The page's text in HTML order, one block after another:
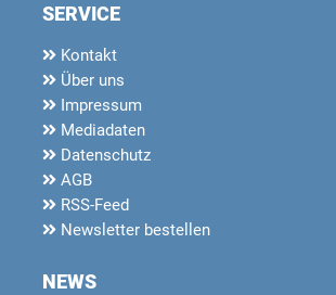
SERVICE
Kontakt
Über uns
Impressum
Mediadaten
Datenschutz
AGB
RSS-Feed
Newsletter bestellen
NEWS